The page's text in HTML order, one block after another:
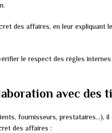
des affaires, en leur expliquant
le respect des règles
avec des
fournisseurs, prestataires…), il
des affaires :